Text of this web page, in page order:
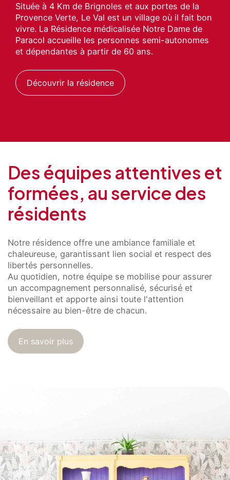
Démarche Éco responsable
Les équipes soignantes
Activités thérapeutiques
Accompagnement spécialisé
Intervenants extérieurs et partenariats
Nos valeurs
Restauration
Animations et sorties
Les services
Nous contacter
Horaires et accès
La galerie photos
Démarches d'admission
Située à 4 Km de Brignoles et aux portes de la
Provence Verte, Le Val est un village où il fait bon
vivre. La Résidence médicalisée Notre Dame de
Paracol accueille les personnes semi-autonomes
et dépendantes à partir de 60 ans.
Découvrir la résidence
Des équipes attentives et
formées, au service des
résidents
Notre résidence offre une ambiance familiale et
chaleureuse, garantissant lien social et respect des
libertés personnelles.
Au quotidien, notre équipe se mobilise pour assurer
un accompagnement personnalisé, sécurisé et
bienveillant et apporte ainsi toute l'attention
nécessaire au bien-être de chacun.
En savoir plus